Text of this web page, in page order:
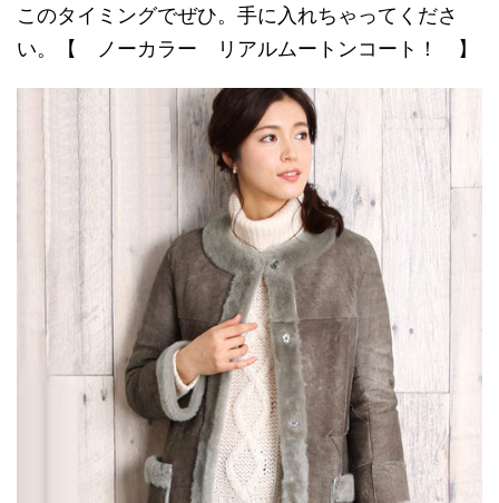
このタイミングでぜひ。手に入れちゃってくださ
い。【 ノーカラー リアルムートンコート！ 】